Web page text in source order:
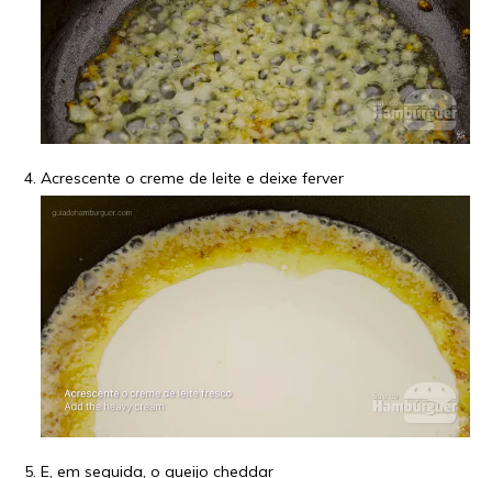
Acrescente o creme de leite e deixe ferver
E, em seguida, o queijo cheddar